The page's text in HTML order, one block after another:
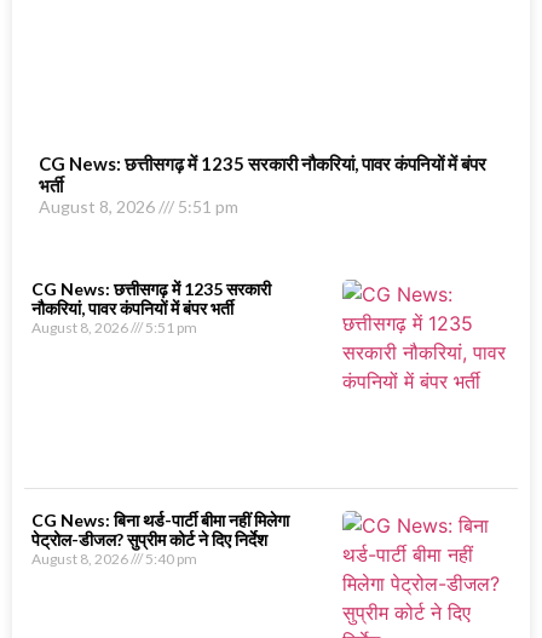
CG News: छत्तीसगढ़ में 1235 सरकारी नौकरियां, पावर कंपनियों में बंपर
भर्ती
August 8, 2026 5:51 pm
CG News: छत्तीसगढ़ में 1235 सरकारी
नौकरियां, पावर कंपनियों में बंपर भर्ती
August 8, 2026 5:51 pm
CG News: बिना थर्ड-पार्टी बीमा नहीं मिलेगा
पेट्रोल-डीजल? सुप्रीम कोर्ट ने दिए निर्देश
August 8, 2026 5:40 pm